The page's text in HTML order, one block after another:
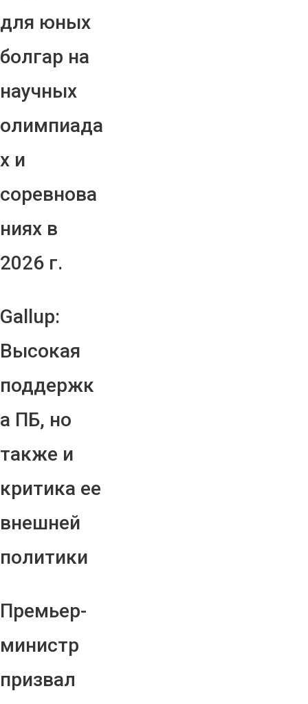
для юных
болгар на
научных
олимпиада
х и
соревнова
ниях в
2026 г.
Gallup:
Высокая
поддержк
а ПБ, но
также и
критика ее
внешней
политики
Премьер-
министр
призвал